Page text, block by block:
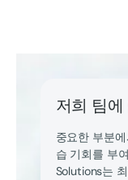
저희 팀
중요한 부분
습 기회를 부
Solutions는